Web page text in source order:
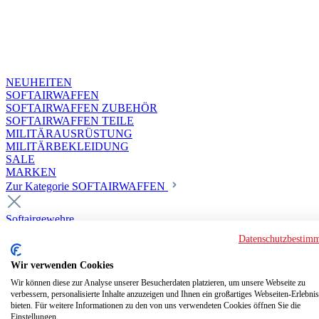
NEUHEITEN
SOFTAIRWAFFEN
SOFTAIRWAFFEN ZUBEHÖR
SOFTAIRWAFFEN TEILE
MILITÄRAUSRÜSTUNG
MILITÄRBEKLEIDUNG
SALE
MARKEN
Zur Kategorie SOFTAIRWAFFEN
Softairgewehre
Deluxe Custom Guns ab 18
Softair elektrisch ab 18
Softair elektrisch ab 14
Softair gasbetrieben ab 18
Softair HPA Luftdruck ab 18
Historische Softairwaffen
Wir verwenden Cookies
Wir können diese zur Analyse unserer Besucherdaten platzieren, um unsere Webseite zu
verbessern, personalisierte Inhalte anzuzeigen und Ihnen ein großartiges Webseiten-
bieten. Für weitere Informationen zu den von uns verwendeten Cookies öffnen Sie die
Einstellungen.